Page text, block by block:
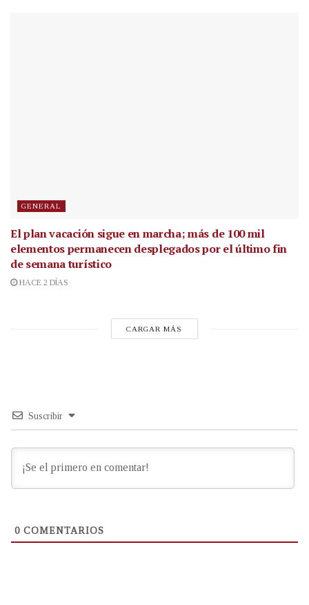
GENERAL
El plan vacación sigue en marcha; más de 100 mil
elementos permanecen desplegados por el último fin
de semana turístico
HACE 2 DÍAS
CARGAR MÁS
Suscribir
0 COMENTARIOS